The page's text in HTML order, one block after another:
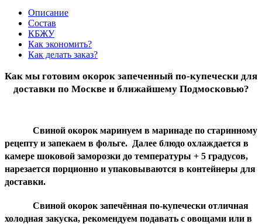
Описание
Состав
КБЖУ
Как экономить?
Как делать заказ?
Как мы готовим окорок запеченный по-купечески для
доставки по Москве и ближайшему Подмосковью?
Свиной окорок маринуем в маринаде по старинному
рецепту и запекаем в фольге. Далее блюдо охлаждается в
камере шоковой заморозки до температуры + 5 градусов,
нарезается порционно и упаковываются в контейнеры для
доставки.
Свиной окорок запечённая по-купечески отличная
холодная закуска, рекомендуем подавать с овощами или в